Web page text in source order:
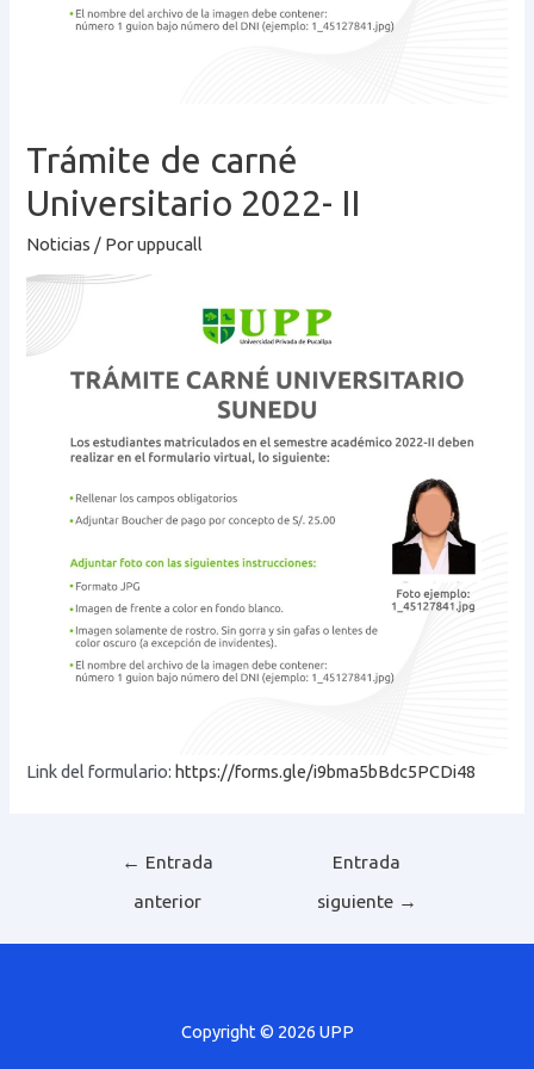
Trámite de carné
Universitario 2022- II
Noticias / Poruppucall
Link del formulario:https://forms.gle/i9bma5bBdc5PCDi48
Navegación
← Entrada
anterior
Entrada
siguiente →
Copyright © 2026 UPP